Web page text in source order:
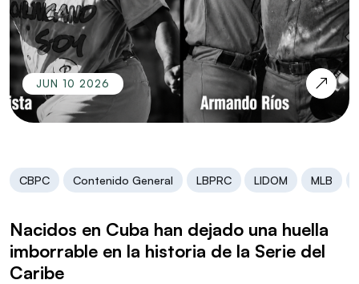
JUN 10 2026
CBPC Contenido General LBPRC LIDOM MLB
Nacidos en Cuba han dejado una huella
imborrable en la historia de la Serie del
Caribe